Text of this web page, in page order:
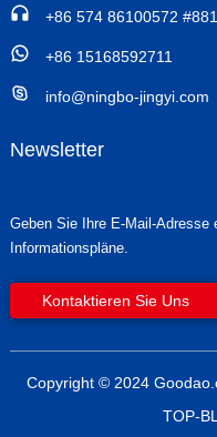
+86 574 86100572
+86 15168592711
info@ningbo-jingyi.com
Newsletter
Geben Sie Ihre E-Mail-Adresse
Informationspläne.
Kontaktieren Sie Uns
Copyright © 2024
TOP-